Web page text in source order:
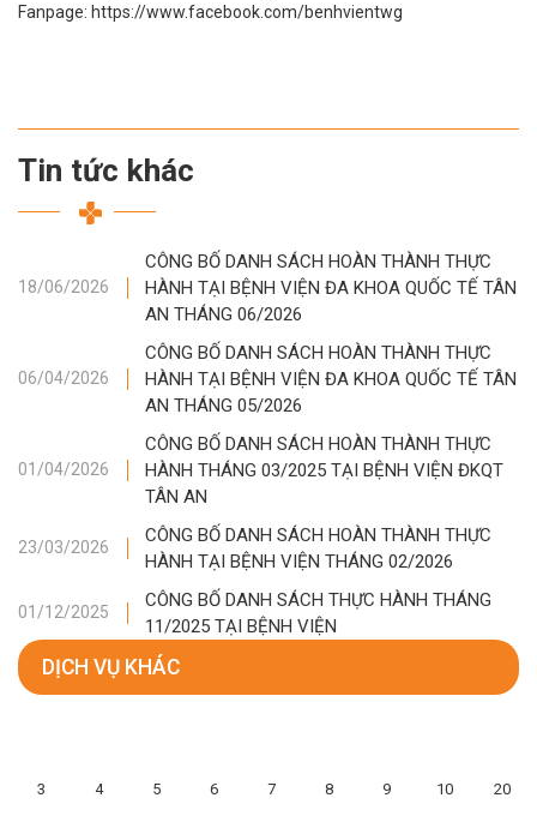
Fanpage: https://www.facebook.com/benhvientwg
Tin tức khác
18/06/2026
CÔNG BỐ DANH SÁCH HOÀN THÀNH THỰC
HÀNH TẠI BỆNH VIỆN ĐA KHOA QUỐC TẾ TÂN
AN THÁNG 06/2026
06/04/2026
CÔNG BỐ DANH SÁCH HOÀN THÀNH THỰC
HÀNH TẠI BỆNH VIỆN ĐA KHOA QUỐC TẾ TÂN
AN THÁNG 05/2026
01/04/2026
CÔNG BỐ DANH SÁCH HOÀN THÀNH THỰC
HÀNH THÁNG 03/2025 TẠI BỆNH VIỆN ĐKQT
TÂN AN
23/03/2026
CÔNG BỐ DANH SÁCH HOÀN THÀNH THỰC
HÀNH TẠI BỆNH VIỆN THÁNG 02/2026
01/12/2025
CÔNG BỐ DANH SÁCH THỰC HÀNH THÁNG
11/2025 TẠI BỆNH VIỆN
DỊCH VỤ KHÁC
3 4 5 6 7 8 9 10 20